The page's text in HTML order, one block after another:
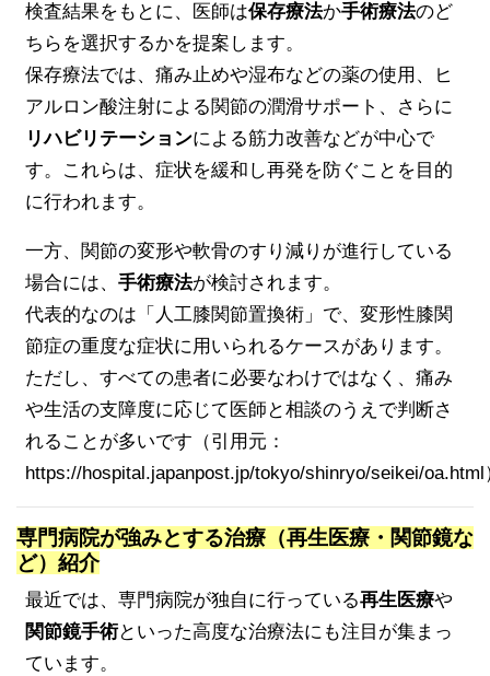
検査結果をもとに、医師は保存療法か手術療法のど
ちらを選択するかを提案します。
保存療法では、痛み止めや湿布などの薬の使用、ヒ
アルロン酸注射による関節の潤滑サポート、さらに
リハビリテーションによる筋力改善などが中心で
す。これらは、症状を緩和し再発を防ぐことを目的
に行われます。
一方、関節の変形や軟骨のすり減りが進行している
場合には、 手術療法が検討されます。
代表的なのは「人工膝関節置換術」で、変形性膝関
節症の重度な症状に用いられるケースがあります。
ただし、すべての患者に必要なわけではなく、痛み
や生活の支障度に応じて医師と相談のうえで判断さ
れることが多いです（引用元：
https://hospital.japanpost.jp/tokyo/shinryo/seikei/oa.html
専門病院が強みとする治療（再生医療・関節鏡な
ど）紹介
最近では、専門病院が独自に行っている再生医療や
関節鏡手術といった高度な治療法にも注目が集まっ
ています。